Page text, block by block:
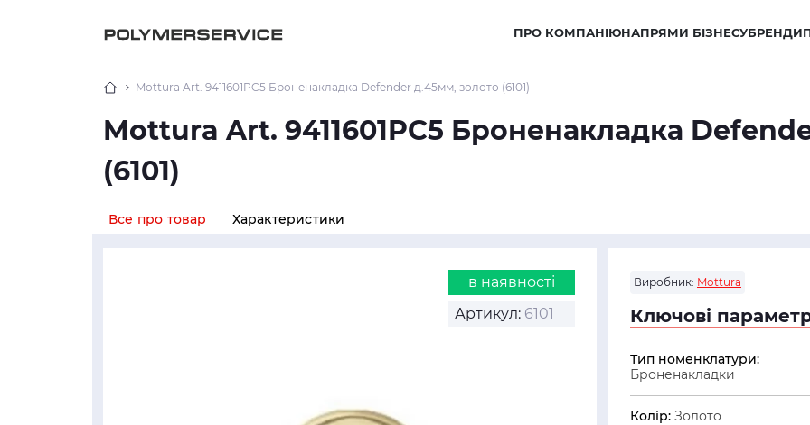
ПРО КОМПАНІЮНАПРЯМИ БІЗНЕСУБРЕНДИ
Mottura Art. 9411601PC5 Броненакладка Defender д.45мм, золото (6101)
Mottura Art. 9411601PC5 Броненакладка
(6101)
Все про товар Характеристики
в наявності
Артикул: 6101
Виробник: Mottura
Ключові
Тип номенклатури:
Броненакладки
Колір: Золото